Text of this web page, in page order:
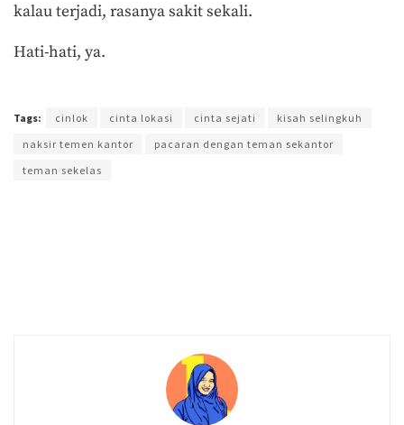
kalau terjadi, rasanya sakit sekali.
Hati-hati, ya.
Tags: cinlok cinta lokasi cinta sejati
kisah selingkuh
naksir temen kantor
pacaran dengan teman sekantor
teman sekelas